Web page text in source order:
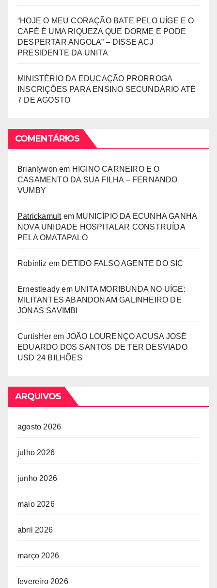
“HOJE O MEU CORAÇÃO BATE PELO UÍGE E O
CAFÉ É UMA RIQUEZA QUE DORME E PODE
DESPERTAR ANGOLA” – DISSE ACJ
PRESIDENTE DA UNITA
MINISTÉRIO DA EDUCAÇÃO PRORROGA
INSCRIÇÕES PARA ENSINO SECUNDÁRIO ATÉ
7 DE AGOSTO
COMENTÁRIOS
Brianlywon em HIGINO CARNEIRO E O
CASAMENTO DA SUA FILHA – FERNANDO
VUMBY
Patrickamultem MUNICÍPIO DA ECUNHA GANHA
NOVA UNIDADE HOSPITALAR CONSTRUÍDA
PELA OMATAPALO
Robinliz em DETIDO FALSO AGENTE DO SIC
Ernestleady em UNITA MORIBUNDA NO UÍGE:
MILITANTES ABANDONAM GALINHEIRO DE
JONAS SAVIMBI
CurtisHerem JOÃO LOURENÇO ACUSA JOSÉ
EDUARDO DOS SANTOS DE TER DESVIADO
USD 24 BILHÕES
ARQUIVOS
agosto 2026
julho 2026
junho 2026
maio 2026
abril 2026
março 2026
fevereiro 2026